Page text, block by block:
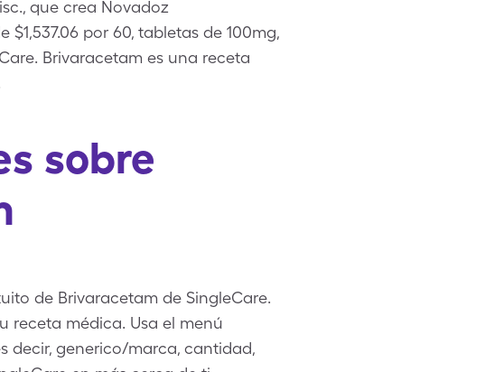
que crea Novadoz
por 60, tabletas de 100mg,
Brivaracetam es una receta
sobre
de Brivaracetam de SingleCare.
receta médica. Usa el menú
decir, generico/marca, cantidad,